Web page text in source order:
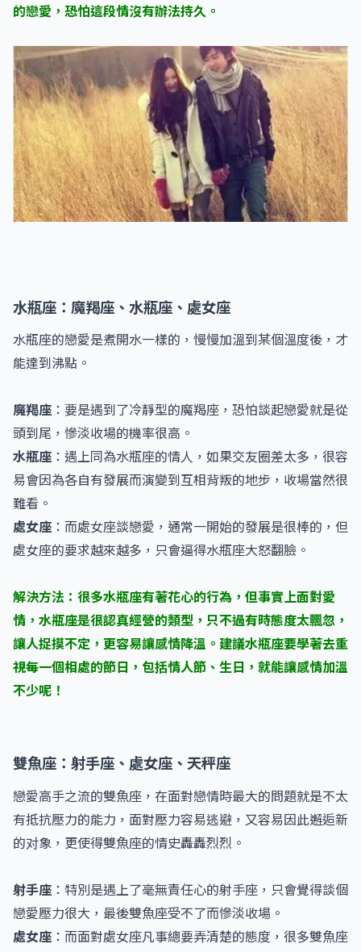
的戀愛，恐怕這段情沒有辦法持久。
水瓶座：魔羯座、水瓶座、處女座
水瓶座的戀愛是煮開水一樣的，慢慢加溫到某個溫度後，才
能達到沸點。
魔羯座 ：要是遇到了冷靜型的魔羯座，恐怕談起戀愛就是從
頭到尾，慘淡收場的機率很高。
水瓶座 ：遇上同為水瓶座的情人，如果交友圈差太多，很容
易會因為各自有發展而演變到互相背叛的地步，收場當然很
難看。
處女座 ：而處女座談戀愛，通常一開始的發展是很棒的，但
處女座的要求越來越多，只會逼得水瓶座大怒翻臉。
解決方法：很多水瓶座有著花心的行為，但事實上面對愛
情，水瓶座是很認真經營的類型，只不過有時態度太飄忽，
讓人捉摸不定，更容易讓感情降溫。建議水瓶座要學著去重
視每一個相處的節日，包括情人節、生日，就能讓感情加溫
不少呢！
雙魚座：射手座、處女座、天秤座
戀愛高手之流的雙魚座，在面對戀情時最大的問題就是不太
有抵抗壓力的能力，面對壓力容易逃避，又容易因此邂逅新
的对象，更使得雙魚座的情史轟轟烈烈。
射手座 ：特別是遇上了毫無責任心的射手座，只會覺得談個
戀愛壓力很大，最後雙魚座受不了而慘淡收場。
處女座 ：而面對處女座凡事總要弄清楚的態度，很多雙魚座